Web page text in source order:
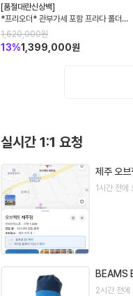
[품절대란신상백]
*프리오더* 관부가세 포함 프라다 폴더블
미니 더플백 아우스 리나일론 운트 레더
1TT348_2ZRY_F0002
1,620,000원
13%1,399,000원
실시간 1:1 요청
제주 오
1시간 전에
BEAMS
2시간 전에